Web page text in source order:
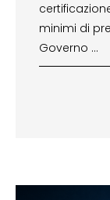
minimi di
Governo …